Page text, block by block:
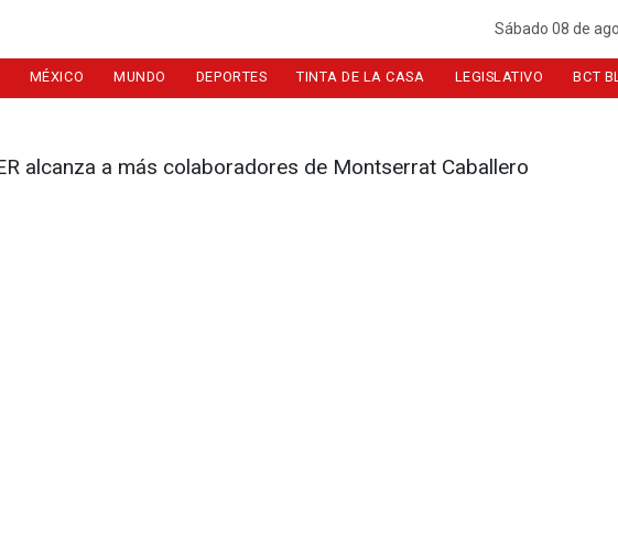
Sábado 08 de
MÉXICO MUNDO DEPORTES TINTA DE LA CASA LEGISLATIVO BCT